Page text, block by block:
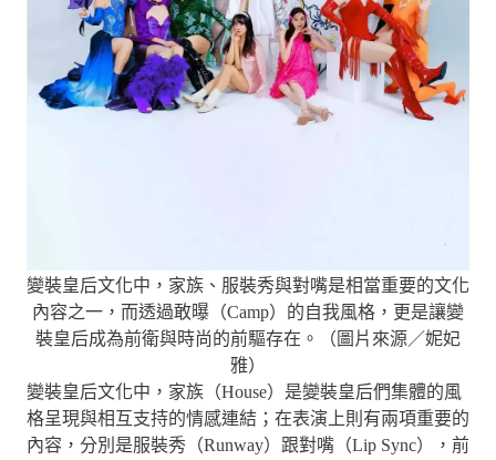
變裝皇后文化中，家族、服裝秀與對嘴是相當重要的文化
內容之一，而透過敢曝（Camp）的自我風格，更是讓變
裝皇后成為前衛與時尚的前驅存在。（圖片來源／妮妃
雅）
變裝皇后文化中，家族（House）是變裝皇后們集體的風
格呈現與相互支持的情感連結；在表演上則有兩項重要的
內容，分別是服裝秀（Runway）跟對嘴（Lip Sync），前